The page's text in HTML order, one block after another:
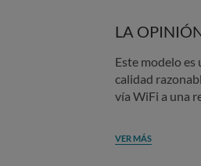
LA
Este modelo
calidad
vía WiFi a una
VER MÁS